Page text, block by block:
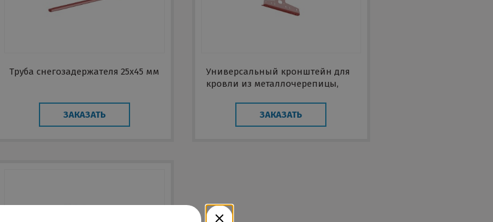
Труба снегозадержателя 25х45 мм
ЗАКАЗАТЬ
Универсальный кронштейн для
кровли из металлочерепицы,
ЗАКАЗАТЬ